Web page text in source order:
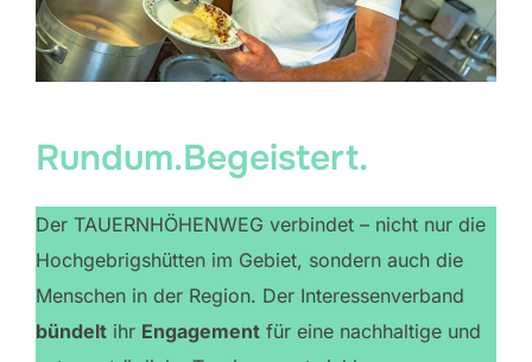
Rundum.Begeistert.
Der TAUERNHÖHENWEG verbindet – nicht nur die
Hochgebrigshütten im Gebiet, sondern auch die
Menschen in der Region. Der Interessenverband
bündelt ihr Engagement für eine nachhaltige und